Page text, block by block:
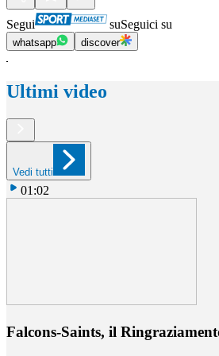
Segui suSeguici su
whatsapp discover
Ultimi video
Vedi tutti
01:02
Falcons-Saints, il